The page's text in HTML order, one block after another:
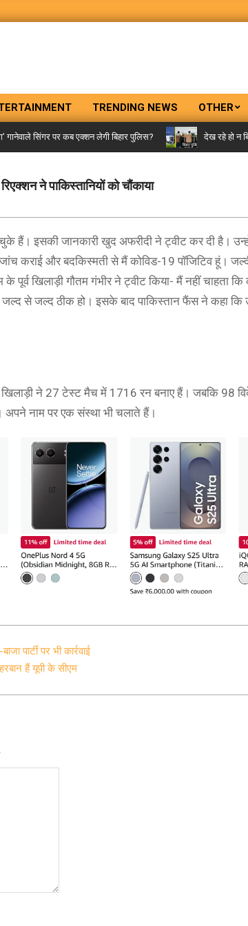
TRENDING NEWS OTHER
सिंगर पर कब एक्शन लेगी बिहार पुलिस? देख रहे हो न
ने पाकिस्तानियों को चौंकाया
हैं। इसकी जानकारी खुद अफरीदी ने ट्वीट कर दी है।
कराई और बदकिस्मती से मैं कोविड-19 पॉजिटिव हूं।
खिलाड़ी गौतम गंभीर ने ट्वीट किया- मैं नहीं चाहता
से जल्द ठीक हो। इसके बाद पाकिस्तान फैंस ने कहा कि
ने 27 टेस्ट मैच में 1716 रन बनाए हैं। जबकि 98
अपने नाम पर एक संस्था भी चलाते हैं।
पार्टी पर भी कार्रवाई
हैं यूपी के सीएम